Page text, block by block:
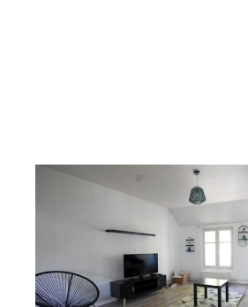
VICHY 03
, 3 pièces
Appartement T3 à vendre
140 000 €